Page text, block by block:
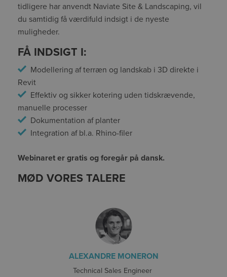
tidligere har anvendt Naviate Site & Landscaping, vil
du samtidig få værdifuld indsigt i de nyeste
muligheder.
FÅ INDSIGT I:
Modellering af terræn og landskab i 3D direkte i
Revit
Effektiv og sikker kotering uden tidskrævende,
manuelle processer
Dokumentation af planter
Integration af bl.a. Rhino-filer
Webinaret er gratis og foregår på dansk.
MØD VORES TALERE
ALEXANDRE MONERON
Technical Sales Engineer